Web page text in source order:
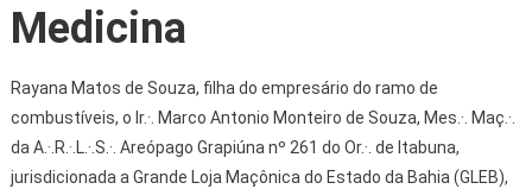
Medicina
Rayana Matos de Souza, filha do empresário do ramo de
combustíveis, o Ir.·. Marco Antonio Monteiro de Souza, Mes.·. Maç.·.
da A.·.R.·.L.·.S.·. Areópago Grapiúna nº 261 do Or.·. de Itabuna,
jurisdicionada a Grande Loja Maçônica do Estado da Bahia (GLEB),